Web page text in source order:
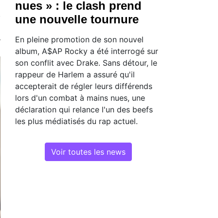
nues » : le clash prend
une nouvelle tournure
En pleine promotion de son nouvel
album, A$AP Rocky a été interrogé sur
son conflit avec Drake. Sans détour, le
rappeur de Harlem a assuré qu'il
accepterait de régler leurs différends
lors d'un combat à mains nues, une
déclaration qui relance l'un des beefs
les plus médiatisés du rap actuel.
Voir toutes les news